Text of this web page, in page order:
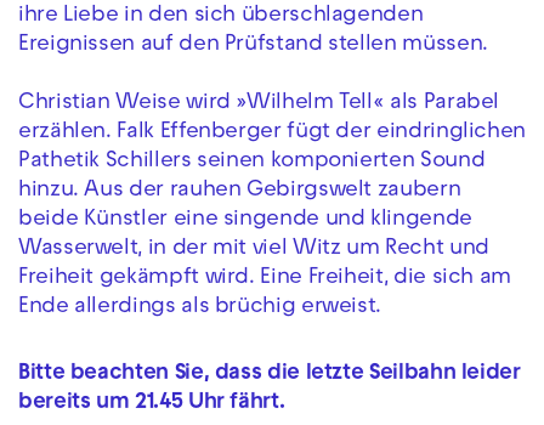
ihre Liebe in den sich überschlagenden
Ereignissen auf den Prüfstand stellen müssen.
Christian Weise wird »Wilhelm Tell« als Parabel
erzählen. Falk Effenberger fügt der eindringlichen
Pathetik Schillers seinen komponierten Sound
hinzu. Aus der rauhen Gebirgswelt zaubern
beide Künstler eine singende und klingende
Wasserwelt, in der mit viel Witz um Recht und
Freiheit gekämpft wird. Eine Freiheit, die sich am
Ende allerdings als brüchig erweist.
Bitte beachten Sie, dass die letzte Seilbahn leider
bereits um 21.45 Uhr fährt.